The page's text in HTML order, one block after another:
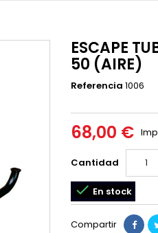
ESCAPE
50 (AIRE)
Referencia 1006
68,00 €
Cantidad
 En stock
Compartir